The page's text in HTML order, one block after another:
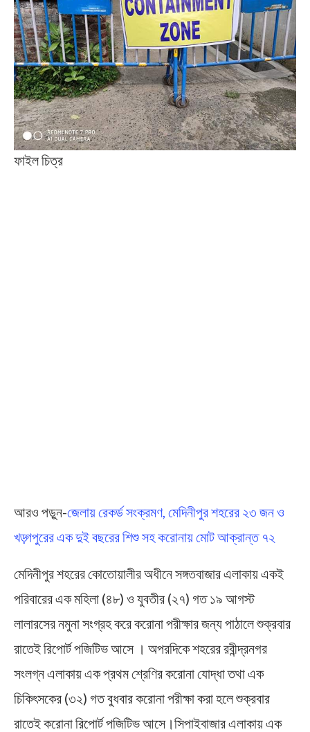
ফাইল চিত্র
আরও পড়ুন-জেলায় রেকর্ড সংক্রমণ, মেদিনীপুর শহরের ২৩ জন ও
খড়্গপুরের এক দুই বছরের শিশু সহ করোনায় মোট আক্রান্ত ৭২
মেদিনীপুর শহরের কোতোয়ালীর অধীনে সঙ্গতবাজার এলাকায় একই
পরিবারের এক মহিলা (৪৮) ও যুবতীর (২৭) গত ১৯ আগস্ট
লালারসের নমুনা সংগ্রহ করে করোনা পরীক্ষার জন্য পাঠালে শুক্রবার
রাতেই রিপোর্ট পজিটিভ আসে । অপরদিকে শহরের রবীন্দ্রনগর
সংলগ্ন এলাকায় এক প্রথম শ্রেণির করোনা যোদ্ধা তথা এক
চিকিৎসকের (৩২) গত বুধবার করোনা পরীক্ষা করা হলে শুক্রবার
রাতেই করোনা রিপোর্ট পজিটিভ আসে।সিপাইবাজার এলাকায় এক